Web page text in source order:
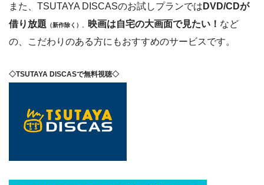
また、TSUTAYA DISCASのお試しプランでは DVD/CDが
借り放題 （新作除く） 映画は自宅の大画面で見たい！ など
の、こだわりのある方にもおすすめのサービスです。
◇TSUTAYA DISCASで無料視聴◇